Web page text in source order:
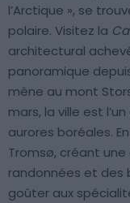
l’Arctique », se
polaire. Visitez la
architectural
panoramique
mène au mont
mars, la ville est
aurores boréales.
Tromsø, créant
randonnées et des
goûter aux